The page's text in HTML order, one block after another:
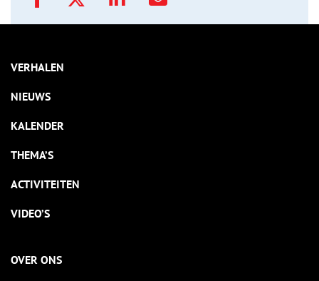
VERHALEN
NIEUWS
KALENDER
THEMA’S
ACTIVITEITEN
VIDEO’S
OVER ONS